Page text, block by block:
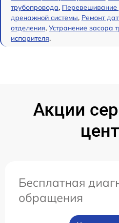
трубопровода, Перевешивание
дренажной системы, Ремонт
отделения, Устранение засора
испарителя.
Акции
Бесплатная
обращения